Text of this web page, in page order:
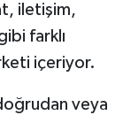
iletişim,
farklı
içeriyor.
veya